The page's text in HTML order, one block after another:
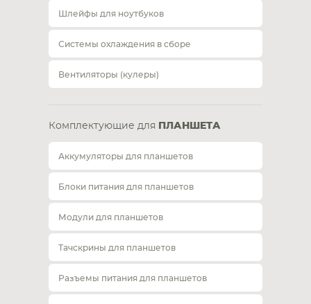
Шлейфы для ноутбуков
Системы охлаждения в сборе
Вентиляторы (кулеры)
Комплектующие для ПЛАНШЕТА
Аккумуляторы для планшетов
Блоки питания для планшетов
Модули для планшетов
Тачскрины для планшетов
Разъемы питания для планшетов